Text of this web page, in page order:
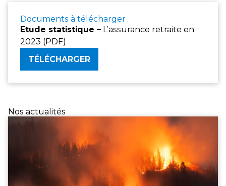
Documents à télécharger
Etude statistique – L’assurance retraite en
2023 (PDF)
TÉLÉCHARGER
Nos actualités